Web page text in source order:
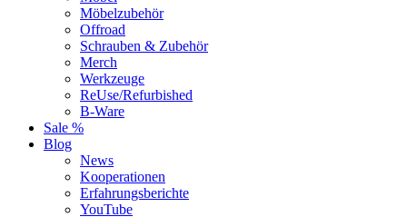
Möbelzubehör
Offroad
Schrauben & Zubehör
Merch
Werkzeuge
ReUse/Refurbished
B-Ware
Sale %
Blog
News
Kooperationen
Erfahrungsberichte
YouTube